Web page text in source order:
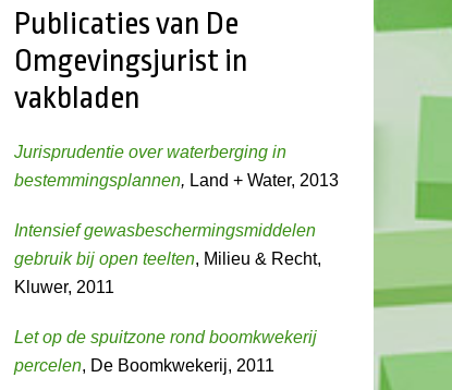
Publicaties van De
Omgevingsjurist in
vakbladen
Jurisprudentie over waterberging in
bestemmingsplannen, Land + Water, 2013
Intensief gewasbeschermingsmiddelen
gebruik bij open teelten, Milieu & Recht,
Kluwer, 2011
Let op de spuitzone rond boomkwekerij
percelen, De Boomkwekerij, 2011